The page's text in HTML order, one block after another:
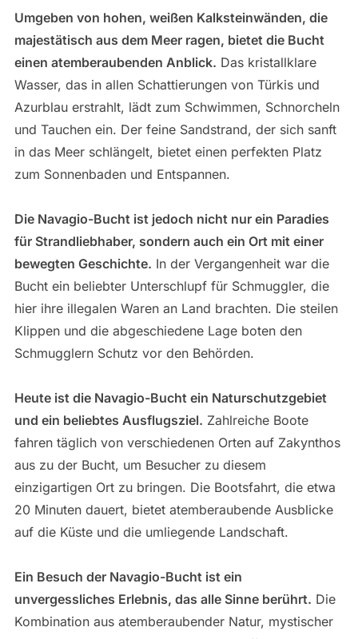
Umgeben von hohen, weißen Kalksteinwänden, die
majestätisch aus dem Meer ragen, bietet die Bucht
einen atemberaubenden Anblick. Das kristallklare
Wasser, das in allen Schattierungen von Türkis und
Azurblau erstrahlt, lädt zum Schwimmen, Schnorcheln
und Tauchen ein. Der feine Sandstrand, der sich sanft
in das Meer schlängelt, bietet einen perfekten Platz
zum Sonnenbaden und Entspannen.
Die Navagio-Bucht ist jedoch nicht nur ein Paradies
für Strandliebhaber, sondern auch ein Ort mit einer
bewegten Geschichte. In der Vergangenheit war die
Bucht ein beliebter Unterschlupf für Schmuggler, die
hier ihre illegalen Waren an Land brachten. Die steilen
Klippen und die abgeschiedene Lage boten den
Schmugglern Schutz vor den Behörden.
Heute ist die Navagio-Bucht ein Naturschutzgebiet
und ein beliebtes Ausflugsziel. Zahlreiche Boote
fahren täglich von verschiedenen Orten auf Zakynthos
aus zu der Bucht, um Besucher zu diesem
einzigartigen Ort zu bringen. Die Bootsfahrt, die etwa
20 Minuten dauert, bietet atemberaubende Ausblicke
auf die Küste und die umliegende Landschaft.
Ein Besuch der Navagio-Bucht ist ein
unvergessliches Erlebnis, das alle Sinne berührt. Die
Kombination aus atemberaubender Natur, mystischer